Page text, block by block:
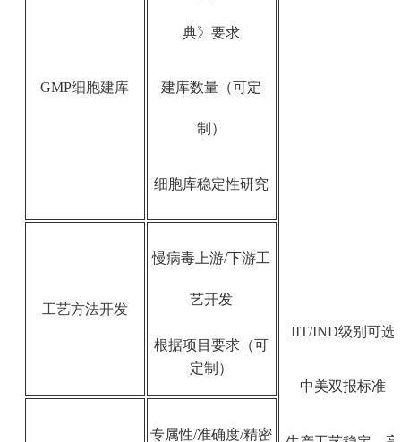
IIT/IND级别可选
中美双报标准
GMP细胞建库
典》要求
建库数量（可定
制）
细胞库稳定性研究
工艺方法开发
慢病毒上游/下游工
艺开发
根据项目要求（可
定制）
专属性/准确度/精密